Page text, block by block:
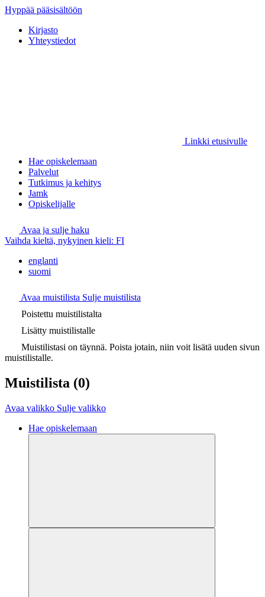
Hyppää pääsisältöön
Kirjasto
Yhteystiedot
Linkki etusivulle
Hae opiskelemaan
Palvelut
Tutkimus ja kehitys
Jamk
Opiskelijalle
Avaa ja sulje haku
Vaihda kieltä, nykyinen kieli: FI
englanti
suomi
Avaa muistilista Sulje muistilista
Poistettu muistilistalta
Lisätty muistilistalle
Muistilistasi on täynnä. Poista jotain, niin voit lisätä uuden sivun
muistilistalle.
Muistilista (0)
Avaa valikko Sulje valikko
Hae opiskelemaan